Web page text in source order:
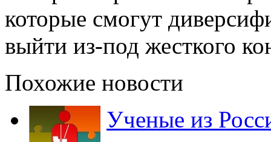
которые смогут
выйти из-под жесткого
Похожие новости
Ученые из